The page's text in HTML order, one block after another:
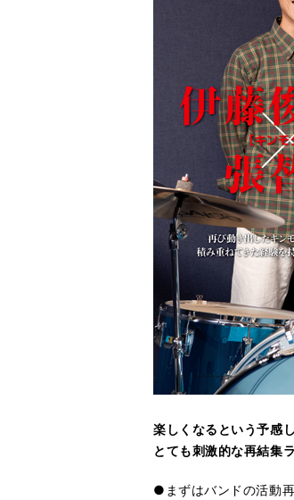
楽しくなるという予感
とても刺激的な再結集
●まずはバンドの活動